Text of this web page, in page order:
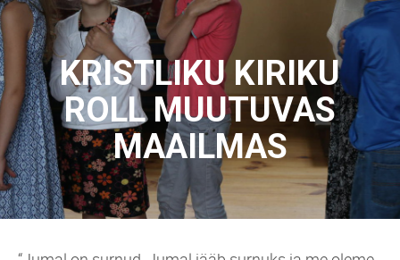
KRISTLIKU KIRIKU
ROLL MUUTUVAS
MAAILMAS